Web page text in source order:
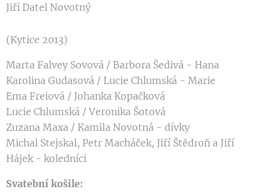
Jiří Datel Novotný
(Kytice 2013)
Marta Falvey Sovová / Barbora Šedivá - Hana
Karolina Gudasová / Lucie Chlumská - Marie
Ema Freiová / Johanka Kopačková
Lucie Chlumská / Veronika Šotová
Zuzana Maxa / Kamila Novotná - dívky
Michal Stejskal, Petr Macháček, Jiří Štědroň a Jiří
Hájek - koledníci
Svatební košile: